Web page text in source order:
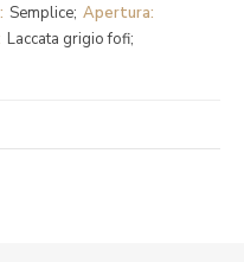
Semplice Apertura
Laccata grigio fofi